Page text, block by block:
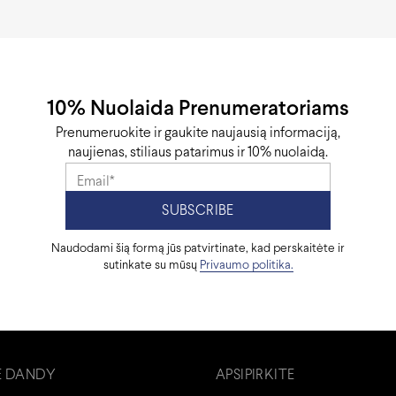
10% Nuolaida Prenumeratoriams
Prenumeruokite ir gaukite naujausią informaciją,
naujienas, stiliaus patarimus ir 10% nuolaidą.
Naudodami šią formą jūs patvirtinate, kad perskaitėte ir
sutinkate su mūsų Privaumo politika.
DANDY APSIPIRKITE